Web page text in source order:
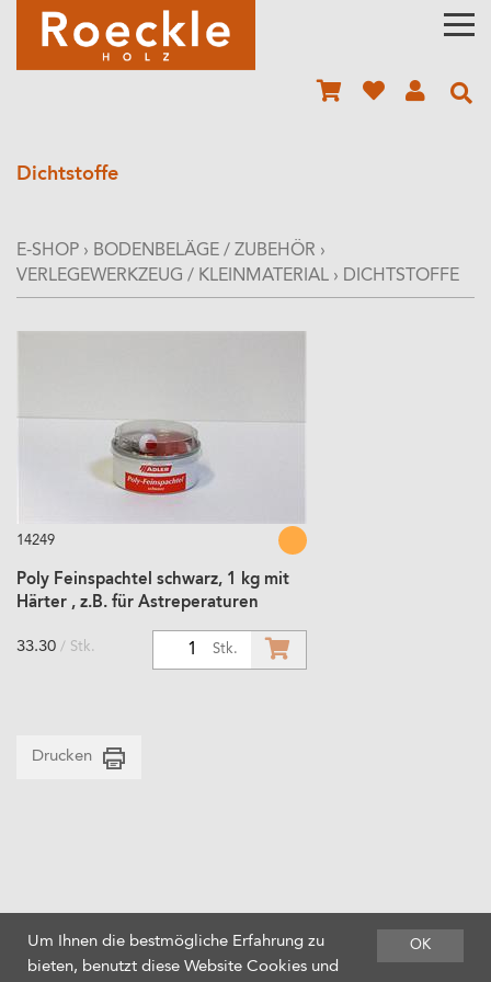
Dichtstoffe
E-SHOP › BODENBELÄGE / ZUBEHÖR ›
VERLEGEWERKZEUG / KLEINMATERIAL › DICHTSTOFFE
14249
Poly Feinspachtel schwarz, 1 kg mit
Härter , z.B. für Astreperaturen
Stk.
33.30 / Stk.
Drucken
OK
Um Ihnen die bestmögliche Erfahrung zu
bieten, benutzt diese Website Cookies und